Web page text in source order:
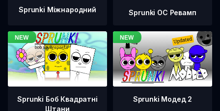
Sprunki Міжнародний Sprunki OC Ревамп
Sprunki Боб Квадратні
Штани
Sprunki Модед 2